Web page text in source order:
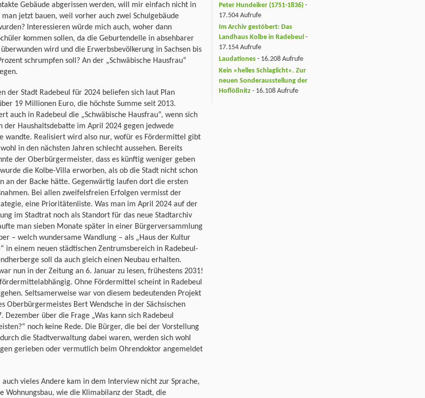
Gebäude abgerissen werden, will mir einfach nicht in
man jetzt bauen, weil vorher auch zwei Schulgebäude
Interessieren würde mich auch, woher dann
kommen sollen, da die Geburtendelle in absehbarer
wird und die Erwerbsbevölkerung in Sachsen bis
schrumpfen soll? An der „Schwäbische Hausfrau“
der Stadt Radebeul für 2024 beliefen sich laut Plan
19 Millionen Euro, die höchste Summe seit 2013.
auch in Radebeul die „Schwäbische Hausfrau“, wenn sich
der Haushaltsdebatte im April 2024 gegen jedwede
wandte. Realisiert wird also nur, wofür es Fördermittel gibt
in den nächsten Jahren schlecht aussehen. Bereits
der Oberbürgermeister, dass es künftig weniger geben
die Kolbe-Villa erworben, als ob die Stadt nicht schon
an der Backe hätte. Gegenwärtig laufen dort die ersten
Bei allen zweifelsfreien Erfolgen vermisst der
eine Prioritätenliste. Was man im April 2024 auf der
im Stadtrat noch als Standort für das neue Stadtarchiv
man sieben Monate später in einer Bürgerversammlung
– welch wundersame Wandlung – als „Haus der Kultur
in einem neuen städtischen Zentrumsbereich in Radebeul-
soll da auch gleich einen Neubau erhalten.
nun in der Zeitung an 6. Januar zu lesen, frühestens 2031!
Ohne Fördermittel scheint in Radebeul
Seltsamerweise war von diesem bedeutenden Projekt
Oberbürgermeistes Bert Wendsche in der Sächsischen
Dezember über die Frage „Was kann sich Radebeul
noch keine Rede. Die Bürger, die bei der Vorstellung
die Stadtverwaltung dabei waren, werden sich wohl
gerieben oder vermutlich beim Ohrendoktor angemeldet
auch vieles Andere kam in dem Interview nicht zur Sprache,
Wohnungsbau, wie die Klimabilanz der Stadt, die
Peter Hundeiker (1751-1836) -
17.504 Aufrufe
Im Archiv gestöbert: Das
Landhaus Kolbe in Radebeul -
17.154 Aufrufe
Laudationes - 16.208 Aufrufe
Kein »helles Schlaglicht«. Zur
neuen Sonderausstellung der
Hoflößnitz - 16.108 Aufrufe